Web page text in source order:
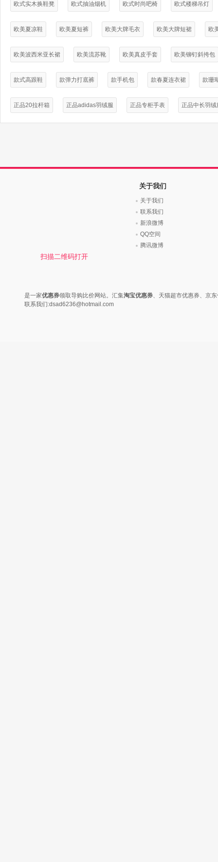
欧式实木换鞋凳 欧式抽油烟机 欧式时尚吧椅 欧式楼梯吊灯
欧美夏凉鞋 欧美夏短裤 欧美大牌毛衣 欧美大牌短裙 欧
欧美波西米亚长裙 欧美流苏靴 欧美真皮手套 欧美铆钉斜挎包
款式高跟鞋 款弹力打底裤 款手机包 款春夏连衣裙 款珊
正品20拉杆箱 正品adidas羽绒服 正品专柜手表 正品中长羽绒
扫描二维码打开
关于我们
关于我们
联系我们
新浪微博
QQ空间
腾讯微博
是一家优惠券领取导购比价网站。汇集淘宝优惠券、天猫超市优惠券、京
联系我们:dsad6236@hotmail.com